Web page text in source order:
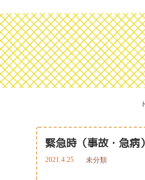
緊急時（事故・急病
2021.4.25 未分類